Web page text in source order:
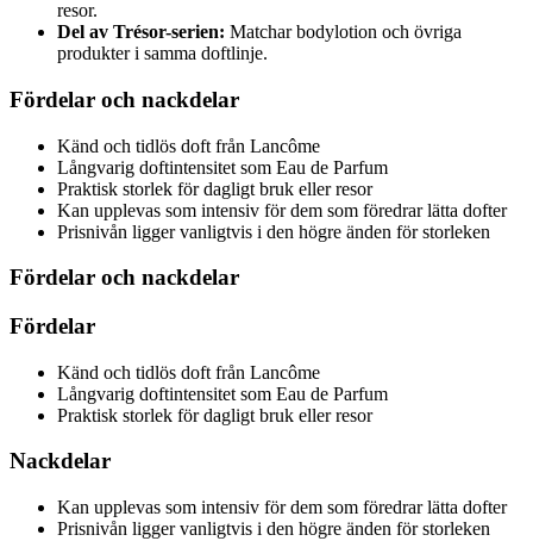
resor.
Del av Trésor-serien: Matchar bodylotion och övriga
produkter i samma doftlinje.
Fördelar och nackdelar
Känd och tidlös doft från Lancôme
Långvarig doftintensitet som Eau de Parfum
Praktisk storlek för dagligt bruk eller resor
Kan upplevas som intensiv för dem som föredrar lätta dofter
Prisnivån ligger vanligtvis i den högre änden för storleken
Fördelar och nackdelar
Fördelar
Känd och tidlös doft från Lancôme
Långvarig doftintensitet som Eau de Parfum
Praktisk storlek för dagligt bruk eller resor
Nackdelar
Kan upplevas som intensiv för dem som föredrar lätta dofter
Prisnivån ligger vanligtvis i den högre änden för storleken